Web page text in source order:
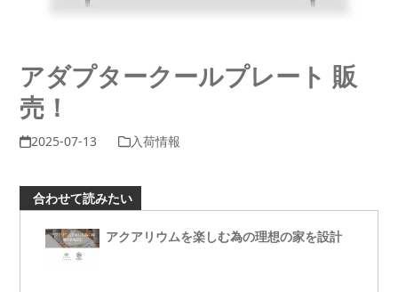
アダプタークールプレート 販
売！
2025-07-13 入荷情報
合わせて読みたい
アクアリウムを楽しむ為の理想の家を設計